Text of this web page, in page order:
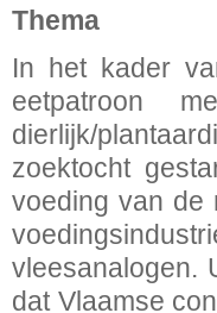
Thema
In het kader
eetpatroon
dierlijk/
zoektocht
voeding van de
vleesanalogen.
dat Vlaamse